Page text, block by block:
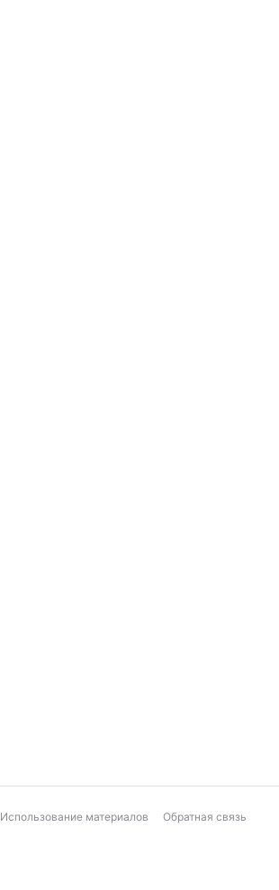
Использование материалов Обратная связь